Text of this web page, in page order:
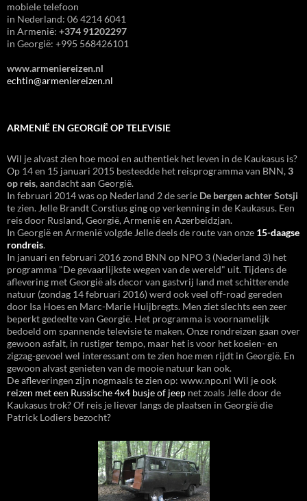
mobiele telefoon
in Nederland: 06 4214 6041
in Armenië: +374 91202297
in Georgië: +995 568426101
www.armeniereizen.nl
echtin@armeniereizen.nl
ARMENIË EN GEORGIË OP TELEVISIE
Wil je alvast zien hoe mooi en authentiek het leven in de Kaukasus is?
Op 14 en 15 januari 2015 besteedde het reisprogramma van BNN,3
op reis, aandacht aan Georgië.
In februari 2014 was op Nederland 2 de serie De bergen achter Sotsji
te zien. Jelle Brandt Corstius ging op verkenning in de Kaukasus. Een
reis door Rusland, Georgië, Armenië en Azerbeidzjan.
In Georgië en Armenië volgde Jelle deels de route van onze 15-daagse
rondreis.
In januari en februari 2016 zond BNN op NPO 3 (Nederland 3) het
programma "De gevaarlijkste wegen van de wereld" uit. Tijdens de
aflevering met Georgië als decor van gastvrij land met schitterende
natuur (zondag 14 februari 2016) werd ook veel off-road gereden
door Isa Hoes en Marc-Marie Huijbregts. Men ziet slechts een zeer
beperkt gedeelte van Georgië. Het programma is voornamelijk
bedoeld om spannende televisie te maken. Onze rondreizen gaan over
gewoon asfalt, in rustiger tempo, maar het is voor het koeien- en
zigzag-gevoel wel interessant om te zien hoe men rijdt in Georgië. En
gewoon alvast genieten van de mooie natuur kan ook.
De afleveringen zijn nogmaals te zien op: www.npo.nl Wil je ook
reizen met een Russische 4x4 busje of jeep net zoals Jelle door de
Kaukasus trok? Of reis je liever langs de plaatsen in Georgië die
Patrick Lodiers bezocht?